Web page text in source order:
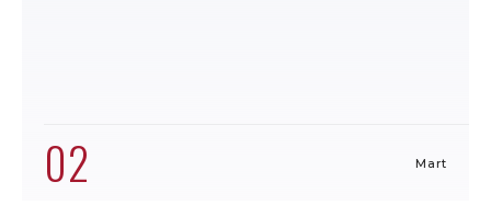
02 Mart